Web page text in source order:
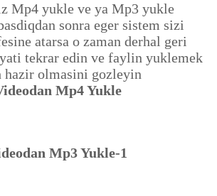
Mp4 yukle ve ya Mp3 yukle
sonra eger sistem sizi
atarsa o zaman derhal geri
tekrar edin ve faylin yuklemek
hazir olmasini gozleyin
Mp4 Yukle
Mp3 Yukle-1